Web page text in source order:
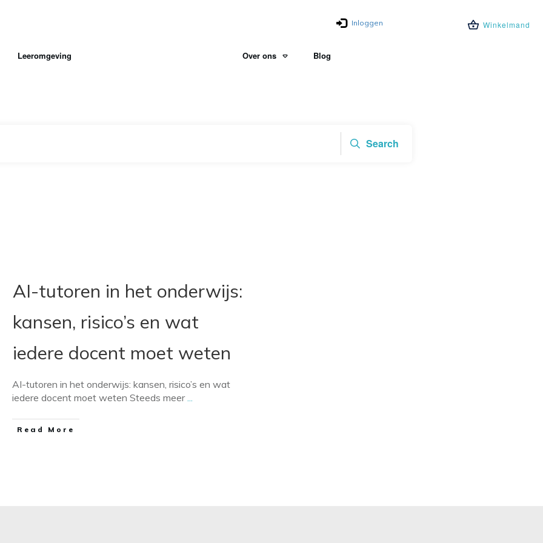
Inloggen Winkelmand
Leeromgeving Over ons Blog
Search
AI-tutoren in het onderwijs:
kansen, risico’s en wat
iedere docent moet weten
AI-tutoren in het onderwijs: kansen, risico’s en wat
iedere docent moet weten Steeds meer...
​Read More